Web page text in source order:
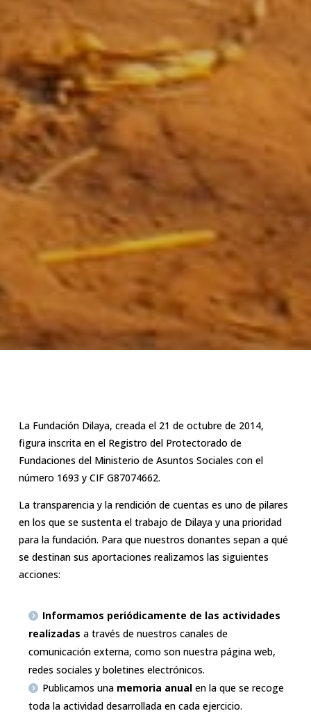
La Fundación Dilaya, creada el 21 de octubre de 2014,
figura inscrita en el Registro del Protectorado de
Fundaciones del Ministerio de Asuntos Sociales con el
número 1693 y CIF G87074662.
La transparencia y la rendición de cuentas es uno de pilares
en los que se sustenta el trabajo de Dilaya y una prioridad
para la fundación. Para que nuestros donantes sepan a qué
se destinan sus aportaciones realizamos las siguientes
acciones:
Informamos periódicamente de las actividades
realizadas a través de nuestros canales de
comunicación externa, como son nuestra página web,
redes sociales y boletines electrónicos.
Publicamos una memoria anualen la que se recoge
toda la actividad desarrollada en cada ejercicio.